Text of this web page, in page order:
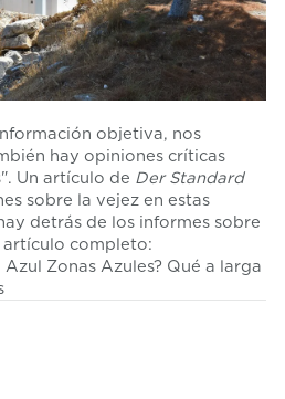
objetiva, nos
hay opiniones críticas
Un artículo de Der Standard
sobre la vejez en estas
detrás de los informes sobre
completo:
Azul Zonas Azules? Qué a larga